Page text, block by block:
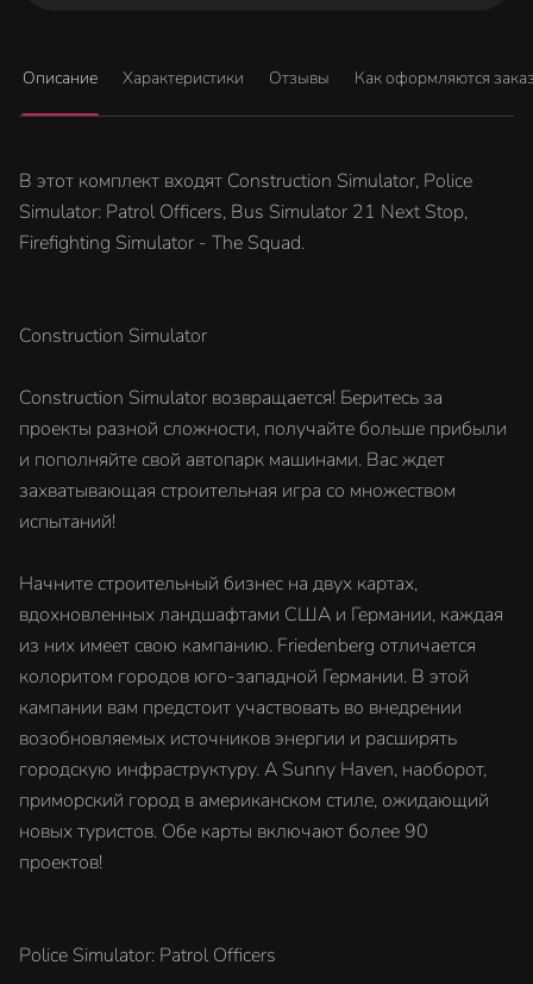
Описание Характеристики Отзывы Как оформляются
В этот комплект входят Construction Simulator, Police
Simulator: Patrol Officers, Bus Simulator 21 Next Stop,
Firefighting Simulator - The Squad.
Construction Simulator
Construction Simulator возвращается! Беритесь за
проекты разной сложности, получайте больше прибыли
и пополняйте свой автопарк машинами. Вас ждет
захватывающая строительная игра со множеством
испытаний!
Начните строительный бизнес на двух картах,
вдохновленных ландшафтами США и Германии, каждая
из них имеет свою кампанию. Friedenberg отличается
колоритом городов юго-западной Германии. В этой
кампании вам предстоит участвовать во внедрении
возобновляемых источников энергии и расширять
городскую инфраструктуру. А Sunny Haven, наоборот,
приморский город в американском стиле, ожидающий
новых туристов. Обе карты включают более 90
проектов!
Police Simulator: Patrol Officers